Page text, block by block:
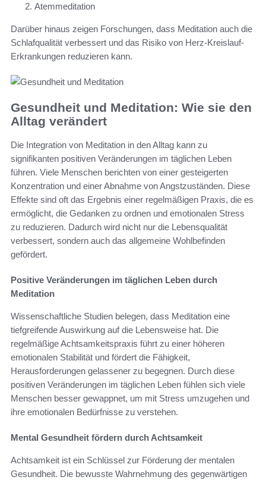
Atemmeditation
Darüber hinaus zeigen Forschungen, dass Meditation auch die
Schlafqualität verbessert und das Risiko von Herz-Kreislauf-
Erkrankungen reduzieren kann.
Gesundheit und Meditation: Wie sie den
Alltag verändert
Die Integration von Meditation in den Alltag kann zu
signifikanten positiven Veränderungen im täglichen Leben
führen. Viele Menschen berichten von einer gesteigerten
Konzentration und einer Abnahme von Angstzuständen. Diese
Effekte sind oft das Ergebnis einer regelmäßigen Praxis, die es
ermöglicht, die Gedanken zu ordnen und emotionalen Stress
zu reduzieren. Dadurch wird nicht nur die Lebensqualität
verbessert, sondern auch das allgemeine Wohlbefinden
gefördert.
Positive Veränderungen im täglichen Leben durch
Meditation
Wissenschaftliche Studien belegen, dass Meditation eine
tiefgreifende Auswirkung auf die Lebensweise hat. Die
regelmäßige Achtsamkeitspraxis führt zu einer höheren
emotionalen Stabilität und fördert die Fähigkeit,
Herausforderungen gelassener zu begegnen. Durch diese
positiven Veränderungen im täglichen Leben fühlen sich viele
Menschen besser gewappnet, um mit Stress umzugehen und
ihre emotionalen Bedürfnisse zu verstehen.
Mental Gesundheit fördern durch Achtsamkeit
Achtsamkeit ist ein Schlüssel zur Förderung der mentalen
Gesundheit. Die bewusste Wahrnehmung des gegenwärtigen